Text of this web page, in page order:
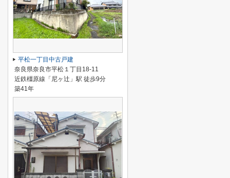
平松一丁目中古戸建
奈良県奈良市平松１丁目18-11
近鉄橿原線「尼ヶ辻」駅 徒歩9分
築41年